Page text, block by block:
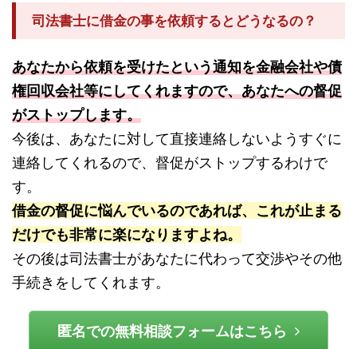
司法書士に借金の事を依頼するとどうなるの？
あなたから依頼を受けたという通知を金融会社や債
権回収会社等にしてくれますので、あなたへの督促
がストップします。
今後は、あなたに対して直接連絡しないようすぐに
連絡してくれるので、督促がストップするわけで
す。
借金の督促に悩んでいるのであれば、これが止まる
だけでも非常に楽になりますよね。
その後は司法書士があなたに代わって交渉やその他
手続きをしてくれます。
匿名での無料相談フォームはこちら